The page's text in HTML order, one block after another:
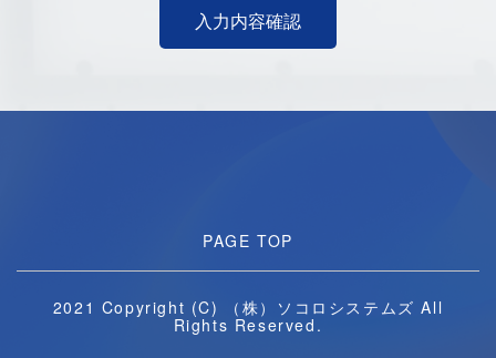
PAGE TOP
2021 Copyright (C) （株）ソコロシステムズ All
Rights Reserved.